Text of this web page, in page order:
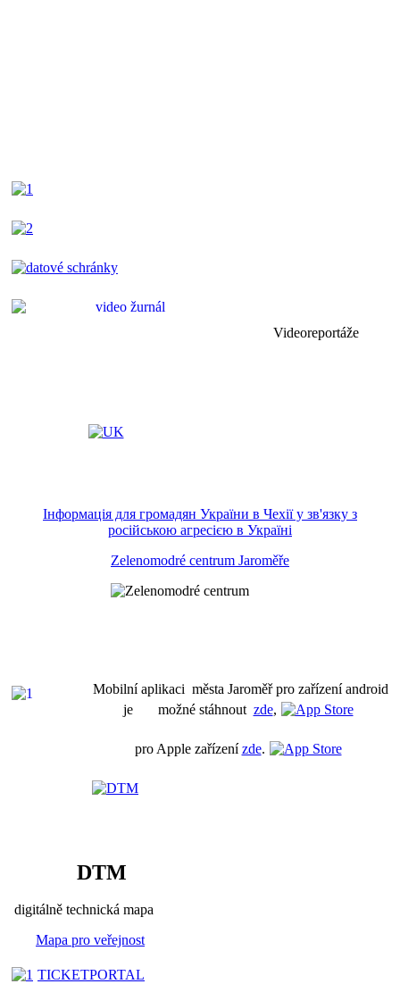
Videoreportáže
Інформація для громадян України в Чехії у зв'язку з
російською агресією в Україні
Zelenomodré centrum Jaroměře
Mobilní aplikaci města Jaroměř pro zařízení android
je možné stáhnout zde,
pro Apple zařízenízde.
DTM
digitálně technická mapa
Mapa pro veřejnost
TICKETPORTAL